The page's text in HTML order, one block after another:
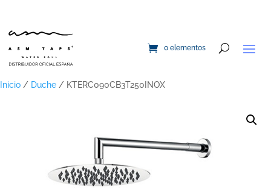
0 elementos
Inicio / Duche / KTERC090CB3T250INOX